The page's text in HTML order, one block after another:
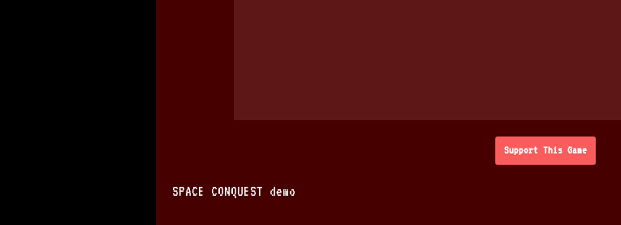
Support This Game
SPACE CONQUEST demo